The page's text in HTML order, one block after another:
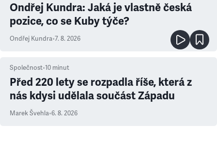
Ondřej Kundra: Jaká je vlastně česká
pozice, co se Kuby týče?
Ondřej Kundra•7. 8. 2026
Společnost•10 minut
Před 220 lety se rozpadla říše, která z
nás kdysi udělala součást Západu
Marek Švehla•6. 8. 2026